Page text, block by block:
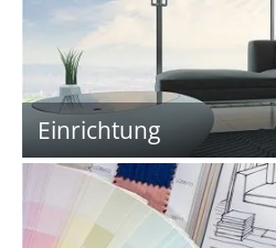
Einrichtung